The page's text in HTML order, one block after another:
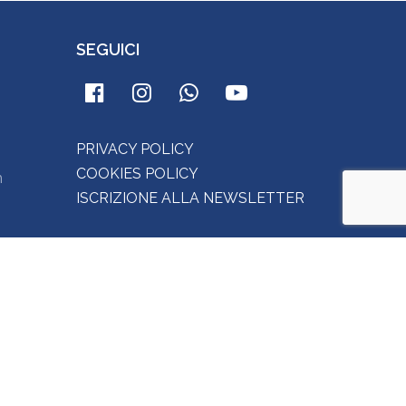
SEGUICI
PRIVACY POLICY
COOKIES POLICY
ISCRIZIONE ALLA NEWSLETTER